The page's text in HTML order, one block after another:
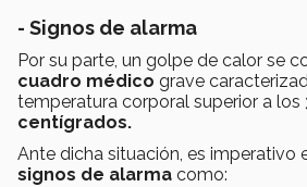
- Signos de alarma
Por su parte, un golpe de calor se
cuadro médico grave
temperatura corporal superior a los
centígrados.
Ante dicha situación, es imperativo
signos de alarma como: